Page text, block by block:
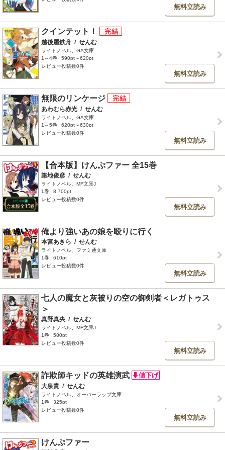
無料立読み
クインテット！
越後屋鉄舟 / せんむ
ライトノベル、GA文庫
1～4巻
590pt～620pt
レビュー投稿数0件
無料立読み
無限のリンケージ
あわむら赤光 / せんむ
ライトノベル、GA文庫
1～5巻
620pt～630pt
レビュー投稿数0件
無料立読み
【合本版】けんぷファー 全15巻
築地俊彦 / せんむ
ライトノベル、MF文庫J
1巻
8,700pt
レビュー投稿数0件
無料立読み
俺より強いあの娘を殴りに行く
本宮あきら / せんむ
ライトノベル、ファミ通文庫
1巻
610pt
レビュー投稿数0件
無料立読み
七人の魔女と灰被りの空の御剣者＜レガトゥス
＞
真野真央 / せんむ
ライトノベル、MF文庫J
1巻
580pt
レビュー投稿数0件
無料立読み
詐欺師キッドの英雄演武
大泉貴 / せんむ
ライトノベル、オーバーラップ文庫
1巻
325pt
レビュー投稿数0件
無料立読み
けんぷファー